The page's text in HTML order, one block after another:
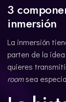
3
inmersión
La inmersión
parten de la
quieres
roomsea